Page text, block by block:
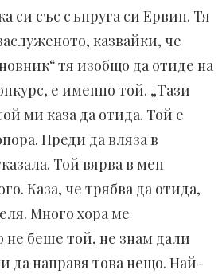
си със съпруга си Ервин. Тя
казвайки, че
тя изобщо да отиде на
е именно той. „Тази
ми каза да отида. Той е
Преди да вляза в
Той вярва в мен
Каза, че трябва да отида,
Много хора ме
не беше той, не знам дали
да направя това нещо. Най-